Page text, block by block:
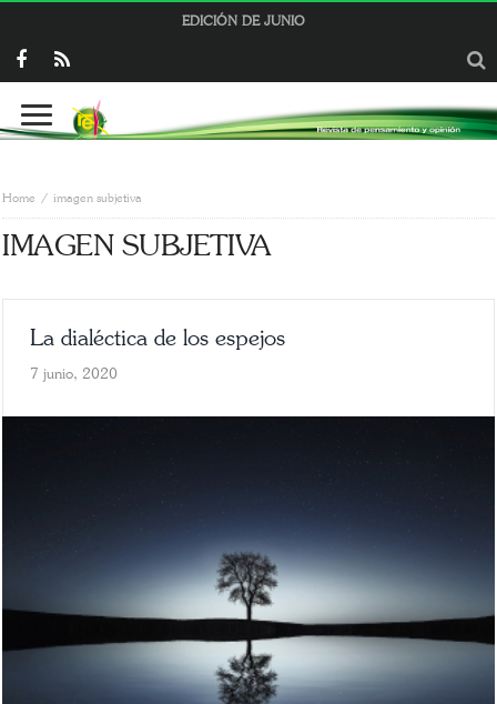
EDICIÓN DE JUNIO
Home imagen subjetiva
IMAGEN SUBJETIVA
La dialéctica de los espejos
7 junio, 2020